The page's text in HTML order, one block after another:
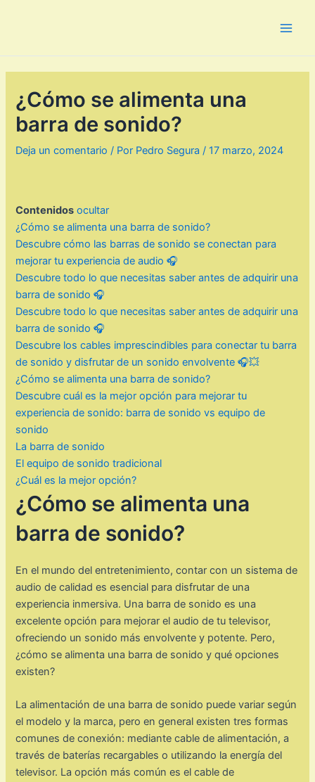
¿Cómo se alimenta una
barra de sonido?
Deja un comentario / Por Pedro Segura/17 marzo, 2024
Contenidos ocultar
¿Cómo se alimenta una barra de sonido?
Descubre cómo las barras de sonido se conectan para
mejorar tu experiencia de audio 🎧
Descubre todo lo que necesitas saber antes de adquirir una
barra de sonido 🎧
Descubre todo lo que necesitas saber antes de adquirir una
barra de sonido 🎧
Descubre los cables imprescindibles para conectar tu barra
de sonido y disfrutar de un sonido envolvente 🎧💥
¿Cómo se alimenta una barra de sonido?
Descubre cuál es la mejor opción para mejorar tu
experiencia de sonido: barra de sonido vs equipo de
sonido
La barra de sonido
El equipo de sonido tradicional
¿Cuál es la mejor opción?
¿Cómo se alimenta una
barra de sonido?
En el mundo del entretenimiento, contar con un sistema de
audio de calidad es esencial para disfrutar de una
experiencia inmersiva. Una barra de sonido es una
excelente opción para mejorar el audio de tu televisor,
ofreciendo un sonido más envolvente y potente. Pero,
¿cómo se alimenta una barra de sonido y qué opciones
existen?
La alimentación de una barra de sonido puede variar según
el modelo y la marca, pero en general existen tres formas
comunes de conexión: mediante cable de alimentación, a
través de baterías recargables o utilizando la energía del
televisor. La opción más común es el cable de